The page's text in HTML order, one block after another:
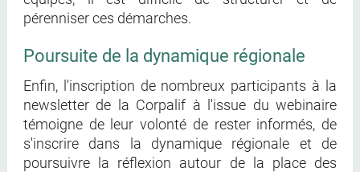
pérenniser ces démarches.
Poursuite de la dynamique régionale
Enfin, l'inscription de nombreux participants à la
newsletter de la Corpalif à l'issue du webinaire
témoigne de leur volonté de rester informés, de
s'inscrire dans la dynamique régionale et de
poursuivre la réflexion autour de la place des